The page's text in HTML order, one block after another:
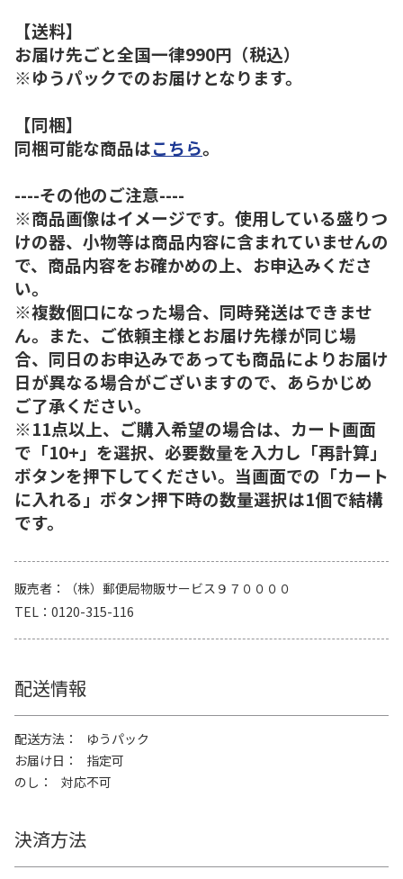
【送料】
お届け先ごと全国一律990円（税込）
※ゆうパックでのお届けとなります。
【同梱】
同梱可能な商品はこちら。
----その他のご注意----
※商品画像はイメージです。使用している盛りつ
けの器、小物等は商品内容に含まれていませんの
で、商品内容をお確かめの上、お申込みくださ
い。
※複数個口になった場合、同時発送はできませ
ん。また、ご依頼主様とお届け先様が同じ場
合、同日のお申込みであっても商品によりお届け
日が異なる場合がございますので、あらかじめ
ご了承ください。
※11点以上、ご購入希望の場合は、カート画面
で「10+」を選択、必要数量を入力し「再計算」
ボタンを押下してください。当画面での「カート
に入れる」ボタン押下時の数量選択は1個で結構
です。
販売者
（株）郵便局物販サービス９７００００
TEL
0120-315-116
配送情報
配送方法
ゆうパック
お届け日
指定可
のし
対応不可
決済方法